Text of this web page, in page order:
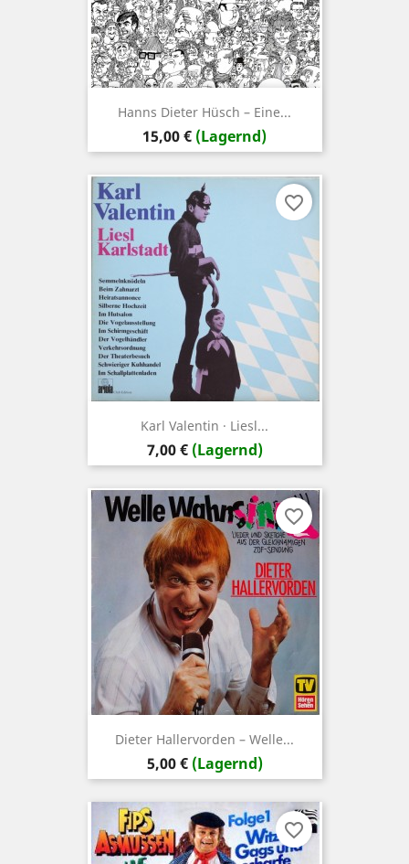
Hanns Dieter Hüsch – Eine...
Preis
15,00 € (Lagernd)
Karl Valentin · Liesl...
Preis
7,00 € (Lagernd)
favorite_border
Dieter Hallervorden – Welle...
Preis
5,00 € (Lagernd)
favorite_border
favorite_border